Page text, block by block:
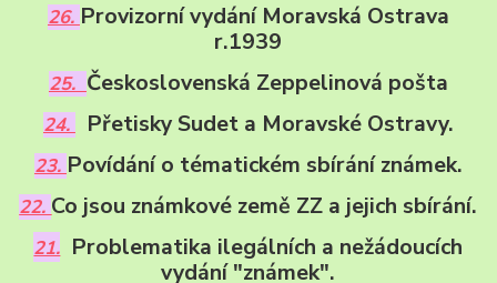
26. Provizorní vydání Moravská Ostrava
r.1939
25. Československá Zeppelinová pošta
24. Přetisky Sudet a Moravské Ostravy.
23. Povídání o tématickém sbírání známek.
22. Co jsou známkové země ZZ a jejich sbírání.
21. Problematika ilegálních a nežádoucích
vydání "známek".